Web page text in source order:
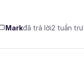
Markđã trả lời2 tuần